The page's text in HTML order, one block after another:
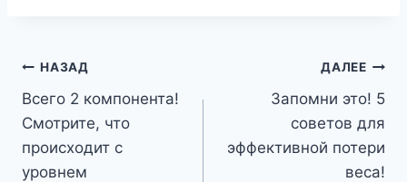
Навигация
по
записям
НАЗАД
Всего 2 компонента!
Смотрите, что
происходит с
уровнем
ДАЛЕЕ
Запомни это! 5
советов для
эффективной потери
веса!